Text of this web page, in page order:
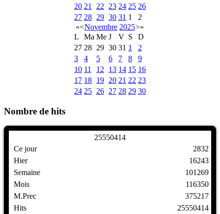
20 21 22 23 24 25 26
27 28 29 30 31 1
2
«<Novembre 2025>»
L
Ma Me J V S
D
27 28 29 30 31 1
2
3
4 5 6 7 8
9
10 11 12 13 14 15 16
17 18 19 20 21 22 23
24 25 26 27 28 29 30
Nombre de hits
25550414
Ce jour
Hier
Semaine
Mois
M.Prec
Hits
2832
16243
101269
116350
375217
25550414